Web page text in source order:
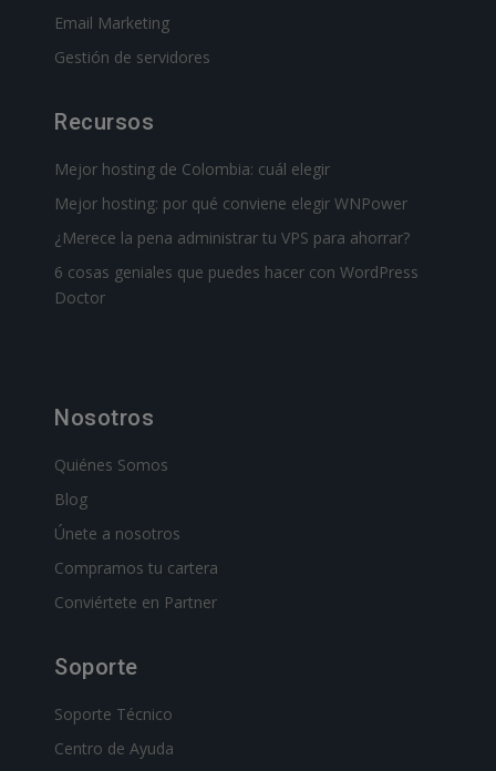
Email Marketing
Gestión de servidores
Recursos
Mejor hosting de Colombia: cuál elegir
Mejor hosting: por qué conviene elegir WNPower
¿Merece la pena administrar tu VPS para ahorrar?
6 cosas geniales que puedes hacer con WordPress
Doctor
Nosotros
Quiénes Somos
Blog
Únete a nosotros
Compramos tu cartera
Conviértete en Partner
Soporte
Soporte Técnico
Centro de Ayuda